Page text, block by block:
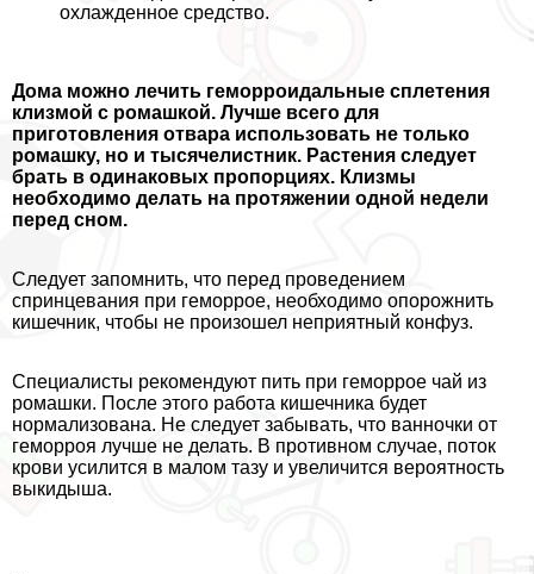
охлажденное средство.
Дома можно лечить геморроидальные сплетения
клизмой с ромашкой. Лучше всего для
приготовления отвара использовать не только
ромашку, но и тысячелистник. Растения следует
брать в одинаковых пропорциях. Клизмы
необходимо делать на протяжении одной недели
перед сном.
Следует запомнить, что перед проведением
спринцевания при геморрое, необходимо oпopoжнить
кишечник, чтобы не произошел неприятный конфуз.
Специалисты рекомендуют пить при геморрое чай из
ромашки. После этого работа кишечника будет
нормализована. Не следует забывать, что ванночки от
геморроя лучше не делать. В противном случае, поток
крови усилится в малом тазу и увеличится вероятность
выкидыша.